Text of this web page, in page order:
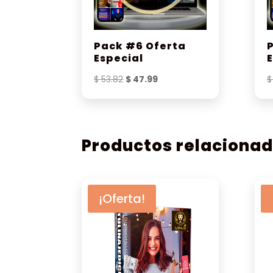
Pack #6 Oferta
Especial
$53.82 El
$ 47.99El
$
Productos
¡Oferta!